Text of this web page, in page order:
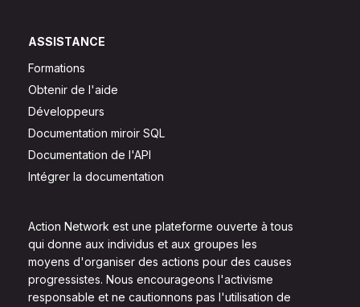
Action Network est une plateforme ouverte à tous
qui donne aux individus et aux groupes les
moyens d'organiser des actions pour des causes
progressistes. Nous encourageons l'activisme
responsable et ne cautionnons pas l'utilisation de
ASSISTANCE
Formations
Obtenir de l'aide
Développeurs
Documentation miroir SQL
Documentation de l'API
Intégrer la documentation